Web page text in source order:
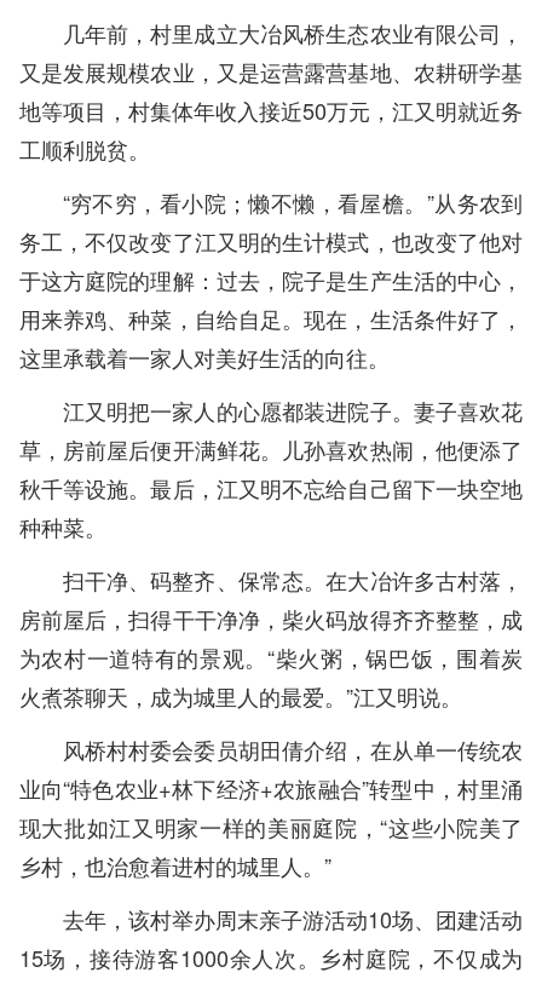
几年前，村里成立大冶风桥生态农业有限公司，
又是发展规模农业，又是运营露营基地、农耕研学基
地等项目，村集体年收入接近50万元，江又明就近务
工顺利脱贫。
“穷不穷，看小院；懒不懒，看屋檐。”从务农到
务工，不仅改变了江又明的生计模式，也改变了他对
于这方庭院的理解：过去，院子是生产生活的中心，
用来养鸡、种菜，自给自足。现在，生活条件好了，
这里承载着一家人对美好生活的向往。
江又明把一家人的心愿都装进院子。妻子喜欢花
草，房前屋后便开满鲜花。儿孙喜欢热闹，他便添了
秋千等设施。最后，江又明不忘给自己留下一块空地
种种菜。
扫干净、码整齐、保常态。在大冶许多古村落，
房前屋后，扫得干干净净，柴火码放得齐齐整整，成
为农村一道特有的景观。“柴火粥，锅巴饭，围着炭
火煮茶聊天，成为城里人的最爱。”江又明说。
风桥村村委会委员胡田倩介绍，在从单一传统农
业向“特色农业+林下经济+农旅融合”转型中，村里涌
现大批如江又明家一样的美丽庭院，“这些小院美了
乡村，也治愈着进村的城里人。”
去年，该村举办周末亲子游活动10场、团建活动
15场，接待游客1000余人次。乡村庭院，不仅成为